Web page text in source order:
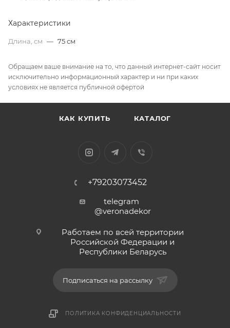
Характеристики
Длина, см — 75 см
Обращаем ваше внимание на то, что данный интернет-сайт носит
исключительно информационный характер и ни при каких
условиях не является публичной офертой
КАК КУПИТЬ КАТАЛОГ
+79203073452
telegram
@veronadekor
Работаем по всей территории
Российской Федерации и
Республики Беларусь
Подписаться на рассылку
ПОЛИТИКА КОНФИДЕНЦИАЛЬНОСТИ